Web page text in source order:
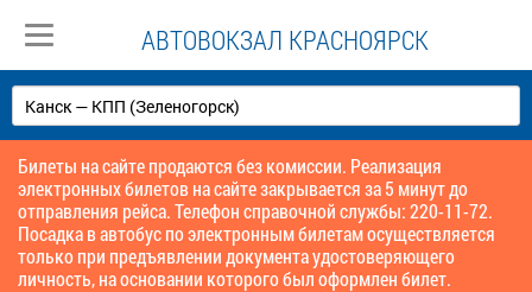
АВТОВОКЗАЛ КРАСНОЯРСК
Билеты на сайте продаются без комиссии. Реализация
электронных билетов на сайте закрывается за 5 минут до
отправления рейса. Телефон справочной службы: 220-11-72.
Посадка в автобус по электронным билетам осуществляется
только при предъявлении документа удостоверяющего
личность, на основании которого был оформлен билет.